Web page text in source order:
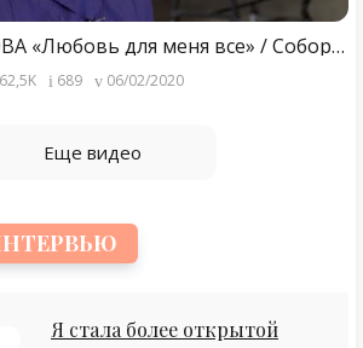
Светлана ИВАНОВА «Любовь для меня все» / Собор, Ряд 19, Вратарь Галактики / Интервью
62,5K 689 06/02/2020
Еще видео
Я стала более открытой